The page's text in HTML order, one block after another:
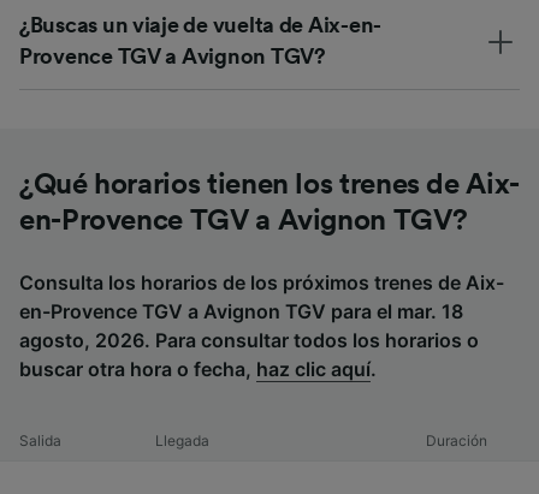
¿Buscas un viaje de vuelta de Aix-en-
Provence TGV a Avignon TGV?
¿Qué horarios tienen los trenes de Aix-
en-Provence TGV a Avignon TGV?
Consulta los horarios de los próximos trenes de Aix-
en-Provence TGV a Avignon TGV para el mar. 18
agosto, 2026. Para consultar todos los horarios o
buscar otra hora o fecha, haz clic aquí.
Salida Llegada Duración